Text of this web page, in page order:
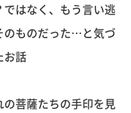
はなく、もう言い逃
のものだった…と気づ
お話
菩薩たちの手印を見